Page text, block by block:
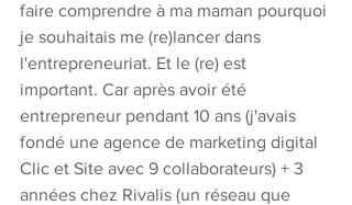
faire comprendre à ma maman pourquoi
je souhaitais me (re)lancer dans
l'entrepreneuriat. Et le (re) est
important. Car après avoir été
entrepreneur pendant 10 ans (j'avais
fondé une agence de marketing digital
Clic et Site avec 9 collaborateurs) + 3
années chez Rivalis (un réseau que